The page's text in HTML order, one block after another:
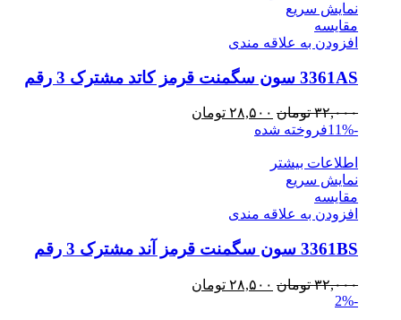
نمایش سریع
مقايسه
افزودن به علاقه مندی
3361AS سون سگمنت قرمز کاتد مشترک 3 رقم
۳۲,۰۰۰ تومان قیمت
اصلی
۲۸,۵۰۰ تومان
-11% فروخته شده
اطلاعات بیشتر
نمایش سریع
مقايسه
افزودن به علاقه مندی
3361BS سون سگمنت قرمز آند مشترک 3 رقم
۳۲,۰۰۰ تومان قیمت
۲۸,۵۰۰ تومان
-2%